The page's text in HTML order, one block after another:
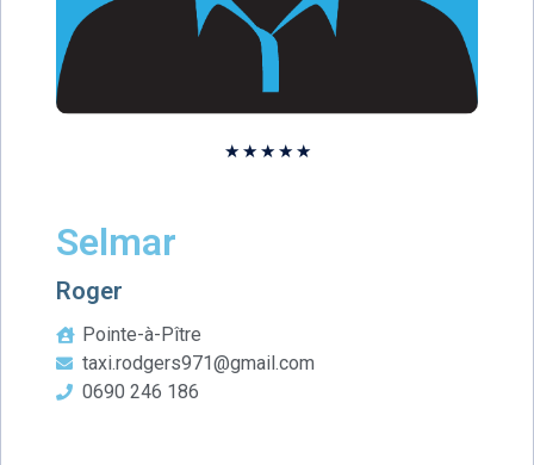
★ ★ ★ ★ ★
Selmar
Roger
Pointe-à-Pître
taxi.rodgers971@gmail.com
0690 246 186